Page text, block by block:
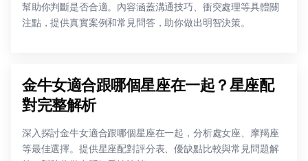
幫助你判斷是否合適。內容涵蓋溝通技巧、衝突處理等具體關
注點，提供真實案例和常見問答，助你做出明智決策。
金牛女適合跟哪個星座在一起？星座配
對完整解析
深入探討金牛女適合跟哪個星座在一起，分析處女座、摩羯座
等最佳選擇。提供星座配對評分表、優缺點比較與常見問題解